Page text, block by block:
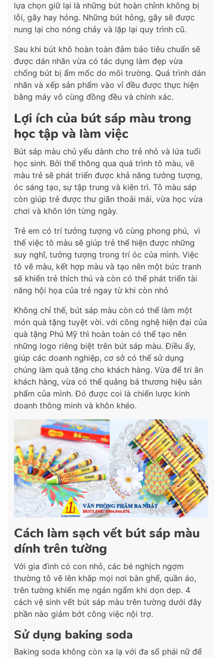
lựa chọn giữ lại là những bút hoàn chỉnh không bị
lỗi, gãy hay hỏng. Những bút hỏng, gãy sẽ được
nung lại cho nóng chảy và lặp lại quy trình cũ.
Sau khi bút khô hoàn toàn đảm bảo tiêu chuẩn sẽ
được dán nhãn vừa có tác dụng làm đẹp vừa
chống bút bị ẩm mốc do môi trường. Quá trình dán
nhãn và xếp sản phẩm vào vỉ đều được thực hiện
bằng máy vô cùng đồng đều và chính xác.
Lợi ích của bút sáp màu trong
học tập và làm việc
Bút sáp màu chủ yếu dành cho trẻ nhỏ và lứa tuổi
học sinh. Bởi thế thông qua quá trình tô màu, vẽ
màu trẻ sẽ phát triển được khả năng tưởng tượng,
óc sáng tạo, sự tập trung và kiên trì. Tô màu sáp
còn giúp trẻ được thư giãn thoải mái, vừa học vừa
chơi và khôn lớn từng ngày.
Trẻ em có trí tưởng tượng vô cùng phong phú, vì
thế việc tô màu sẽ giúp trẻ thể hiện được những
suy nghĩ, tưởng tượng trong trí óc của mình. Việc
tô vẽ màu, kết hợp màu và tạo nên một bức tranh
sẽ khiến trẻ thích thú và còn có thể phát triển tài
năng hội họa của trẻ ngay từ khi còn nhỏ
Không chỉ thế, bút sáp màu còn có thể làm một
món quà tặng tuyệt vời. với công nghệ hiện đại của
quà tặng Phú Mỹ thì hoàn toàn có thể tạo nên
những logo riêng biệt trên bút sáp màu. Điều ấy,
giúp các doanh nghiệp, cơ sở có thể sử dụng
chúng làm quà tặng cho khách hàng. Vừa để tri ân
khách hàng, vừa có thể quảng bá thương hiệu sản
phẩm của mình. Đó được coi là chiến lược kinh
doanh thông minh và khôn khéo.
Cách làm sạch vết bút sáp màu
dính trên tường
Với gia đình có con nhỏ, các bé nghịch ngợm
thường tô vẽ lên khắp mọi nơi bàn ghế, quần áo,
trên tường khiến mẹ ngán ngẩm khi dọn dẹp. 4
cách vệ sinh vết bút sáp màu trên tường dưới đây
phần nào giảm bớt công việc nội trợ.
Sử dụng baking soda
Baking soda không còn xa lạ với đa số phái nữ để